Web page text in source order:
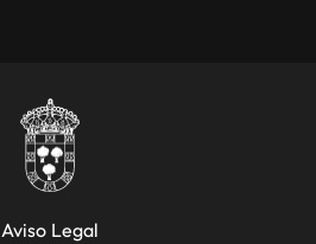
Aviso Legal